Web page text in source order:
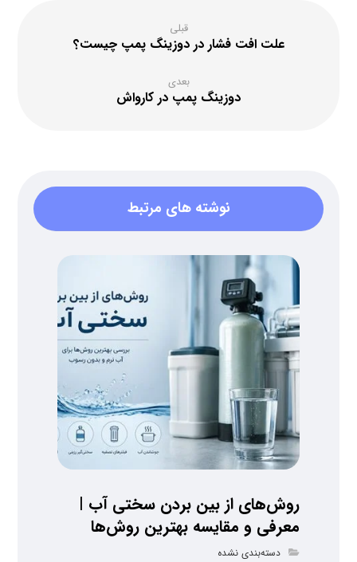
قبلی
علت افت فشار در دوزینگ پمپ چیست؟
بعدی
دوزینگ پمپ در کارواش
نوشته های مرتبط
روش‌های از بین بردن سختی آب |
معرفی و مقایسه بهترین روش‌ها
دسته‌بندی نشده